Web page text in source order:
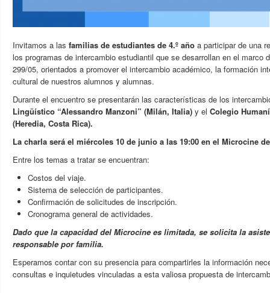
Invitamos a las familias de estudiantes de 4.º año a participar de una
los programas de intercambio estudiantil que se desarrollan en el marco
299/05, orientados a promover el intercambio académico, la formación
cultural de nuestros alumnos y alumnas.
Durante el encuentro se presentarán las características de los
Lingüístico “Alessandro Manzoni” (Milán, Italia) y el Colegio
(Heredia, Costa Rica).
La charla será el miércoles 10 de junio a las 19:00 en el Microcine
Entre los temas a tratar se encuentran:
Costos del viaje.
Sistema de selección de participantes.
Confirmación de solicitudes de inscripción.
Cronograma general de actividades.
Dado que la capacidad del Microcine es limitada, se solicita la
responsable por familia.
Esperamos contar con su presencia para compartirles la información
consultas e inquietudes vinculadas a esta valiosa propuesta de